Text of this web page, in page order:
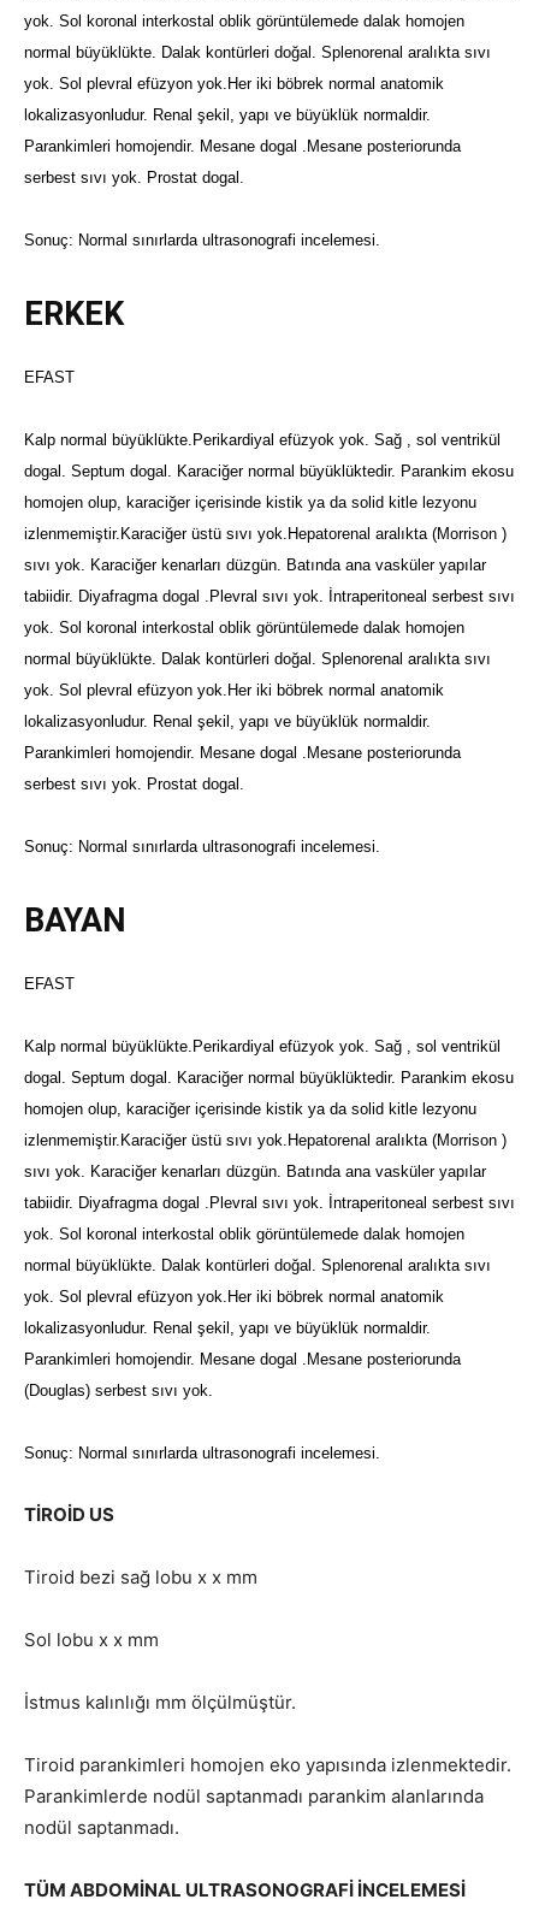
yok. Sol koronal interkostal oblik görüntülemede dalak homojen
normal büyüklükte. Dalak kontürleri doğal. Splenorenal aralıkta sıvı
yok. Sol plevral efüzyon yok. Her iki böbrek normal anatomik
lokalizasyonludur. Renal şekil, yapı ve büyüklük normaldir.
Parankimleri homojendir. Mesane dogal .Mesane posteriorunda
serbest sıvı yok. Prostat dogal.
Sonuç: Normal sınırlarda ultrasonografi incelemesi.
ERKEK
EFAST
Kalp normal büyüklükte.Perikardiyal efüzyok yok. Sağ , sol ventrikül
dogal. Septum dogal. Karaciğer normal büyüklüktedir. Parankim ekosu
homojen olup, karaciğer içerisinde kistik ya da solid kitle lezyonu
izlenmemiştir.Karaciğer üstü sıvı yok.Hepatorenal aralıkta (Morrison )
sıvı yok. Karaciğer kenarları düzgün. Batında ana vasküler yapılar
tabiidir. Diyafragma dogal .Plevral sıvı yok. İntraperitoneal serbest sıvı
yok. Sol koronal interkostal oblik görüntülemede dalak homojen
normal büyüklükte. Dalak kontürleri doğal. Splenorenal aralıkta sıvı
yok. Sol plevral efüzyon yok. Her iki böbrek normal anatomik
lokalizasyonludur. Renal şekil, yapı ve büyüklük normaldir.
Parankimleri homojendir. Mesane dogal .Mesane posteriorunda
serbest sıvı yok. Prostat dogal.
Sonuç: Normal sınırlarda ultrasonografi incelemesi.
BAYAN
EFAST
Kalp normal büyüklükte.Perikardiyal efüzyok yok. Sağ , sol ventrikül
dogal. Septum dogal. Karaciğer normal büyüklüktedir. Parankim ekosu
homojen olup, karaciğer içerisinde kistik ya da solid kitle lezyonu
izlenmemiştir.Karaciğer üstü sıvı yok.Hepatorenal aralıkta (Morrison )
sıvı yok. Karaciğer kenarları düzgün. Batında ana vasküler yapılar
tabiidir. Diyafragma dogal .Plevral sıvı yok. İntraperitoneal serbest sıvı
yok. Sol koronal interkostal oblik görüntülemede dalak homojen
normal büyüklükte. Dalak kontürleri doğal. Splenorenal aralıkta sıvı
yok. Sol plevral efüzyon yok. Her iki böbrek normal anatomik
lokalizasyonludur. Renal şekil, yapı ve büyüklük normaldir.
Parankimleri homojendir. Mesane dogal .Mesane posteriorunda
(Douglas) serbest sıvı yok.
Sonuç: Normal sınırlarda ultrasonografi incelemesi.
TİROİD US
Tiroid bezi sağ lobu x x mm
Sol lobu x x mm
İstmus kalınlığı mm ölçülmüştür.
Tiroid parankimleri homojen eko yapısında izlenmektedir.
Parankimlerde nodül saptanmadı parankim alanlarında
nodül saptanmadı.
TÜM ABDOMİNAL ULTRASONOGRAFİ İNCELEMESİ